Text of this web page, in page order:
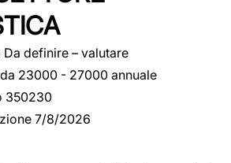
Da definire – valutare
23000 - 27000 annuale
350230
7/8/2026